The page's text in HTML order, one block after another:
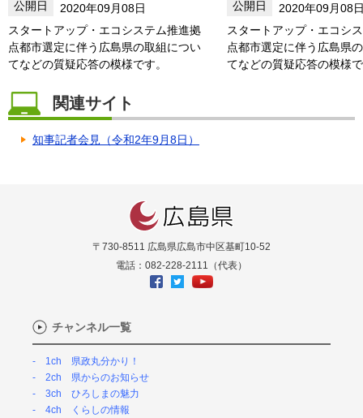
2020年09月08日
スタートアップ・エコシステム推進拠
点都市選定に伴う広島県の取組につい
てなどの質疑応答の模様です。
2020年09月08
スタートアップ・エコシ
点都市選定に伴う広島県
てなどの質疑応答の模様
関連サイト
知事記者会見（令和2年9月8日）
〒730-8511 広島県広島市中区基町10-52
電話：082-228-2111（代表）
チャンネル一覧
1ch 県政丸分かり！
2ch 県からのお知らせ
3ch ひろしまの魅力
4ch くらしの情報